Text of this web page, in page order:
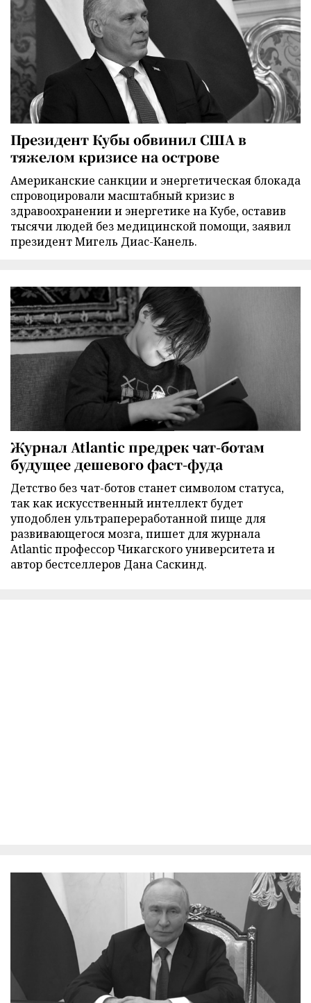
Президент Кубы обвинил США в
тяжелом кризисе на острове
Американские санкции и энергетическая блокада
спровоцировали масштабный кризис в
здравоохранении и энергетике на Кубе, оставив
тысячи людей без медицинской помощи, заявил
президент Мигель Диас-Канель.
Журнал Atlantic предрек чат-ботам
будущее дешевого фаст-фуда
Детство без чат-ботов станет символом статуса,
так как искусственный интеллект будет
уподоблен ультрапереработанной пище для
развивающегося мозга, пишет для журнала
Atlantic профессор Чикагского университета и
автор бестселлеров Дана Саскинд.